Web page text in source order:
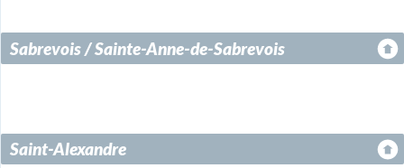
Sabrevois / Sainte-Anne-de-Sabrevois
Saint-Alexandre